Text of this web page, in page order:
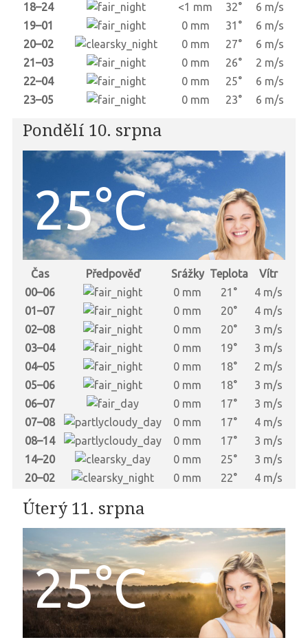
18–24 <1 mm 32°
6 m/s
19–01
0 mm 31°
6 m/s
20–02
0 mm 27°
6 m/s
21–03
0 mm 26°
2 m/s
22–04
0 mm 25°
6 m/s
23–05
0 mm 23° 6 m/s
Pondělí 10. srpna
25°C
Čas Předpověď Srážky Teplota
Vítr
00–06
0 mm 21°
4 m/s
01–07
0 mm 20°
4 m/s
02–08
0 mm 20°
3 m/s
03–04
0 mm 19°
3 m/s
04–05
0 mm 18°
2 m/s
05–06
0 mm 18°
3 m/s
06–07
0 mm 17°
3 m/s
07–08
0 mm 17°
4 m/s
08–14
0 mm 17°
3 m/s
14–20
0 mm 25°
3 m/s
20–02
0 mm 22° 4 m/s
Úterý 11. srpna
25°C